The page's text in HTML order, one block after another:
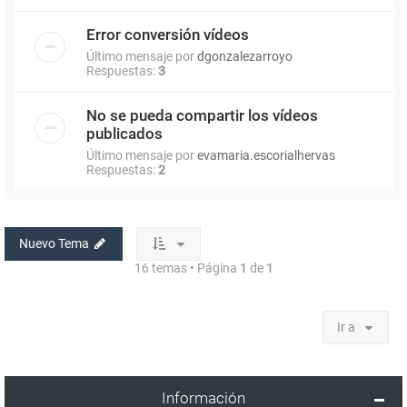
Error conversión vídeos
Último mensaje pordgonzalezarroyo
Respuestas:3
No se pueda compartir los vídeos
publicados
Último mensaje porevamaria.escorialhervas
Respuestas:2
Nuevo Tema
16 temas • Página 1 de 1
Ir a
Información